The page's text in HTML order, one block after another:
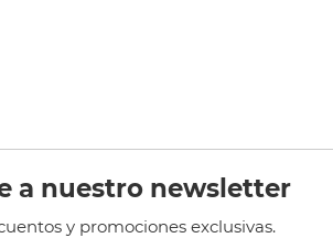
a nuestro newsletter
y promociones exclusivas.